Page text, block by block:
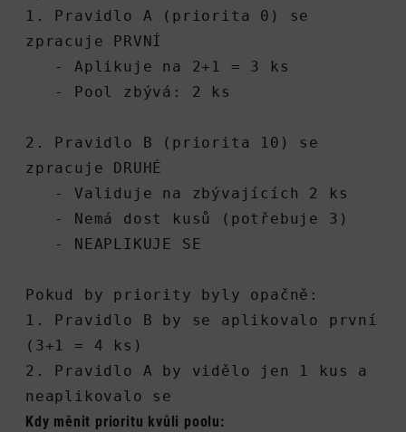
1. Pravidlo A (priorita 0) se
zpracuje PRVNÍ
   - Aplikuje na 2+1 = 3 ks
   - Pool zbývá: 2 ks
2. Pravidlo B (priorita 10) se
zpracuje DRUHÉ
   - Validuje na zbývajících 2 ks
   - Nemá dost kusů (potřebuje 3)
   - NEAPLIKUJE SE
Pokud by priority byly opačně:
1. Pravidlo B by se aplikovalo první
(3+1 = 4 ks)
2. Pravidlo A by vidělo jen 1 kus a
neaplikovalo se
Kdy měnit prioritu kvůli poolu: